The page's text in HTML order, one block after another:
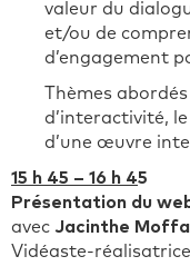
valeur du
et/ou de
d’engagement
Thèmes
d’interactivité,
d’une œuvre
15 h 45 – 16 h 45
Présentation du
avec Jacinthe
Vidéaste-